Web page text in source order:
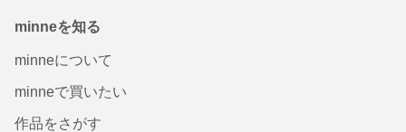
minneを知る
minneについて
minneで買いたい
作品をさがす